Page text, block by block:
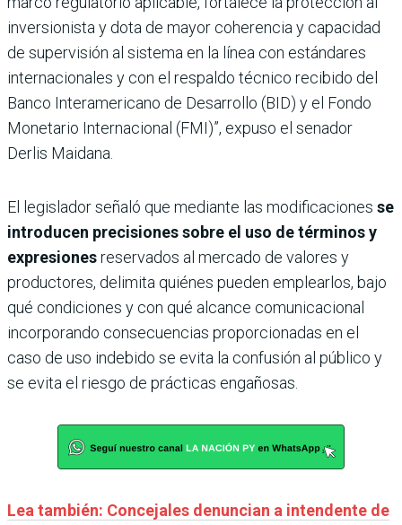
inversionista y dota de mayor coherencia y capacidad
de supervisión al sistema en la línea con estándares
internacionales y con el respaldo técnico recibido del
Banco Interamericano de Desarrollo (BID) y el Fondo
Monetario Internacional (FMI)”, expuso el senador
Derlis Maidana.
El legislador señaló que mediante las modificaciones se
introducen precisiones sobre el uso de términos y
expresionesreservados al mercado de valores y
productores, delimita quiénes pueden emplearlos, bajo
qué condiciones y con qué alcance comunicacional
incorporando consecuencias proporcionadas en el
caso de uso indebido se evita la confusión al público y
se evita el riesgo de prácticas engañosas.
Lea también: Concejales denuncian a intendente de